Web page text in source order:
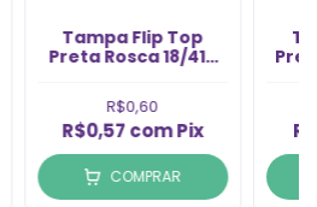
Tampa Flip Top
Preta Rosca 18/410
R$0,60
R$0,57comPix
COMPRAR